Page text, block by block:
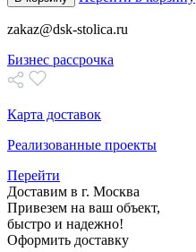
zakaz@dsk-stolica.ru
Бизнес рассрочка
Карта доставок
Реализованные проекты
Перейти
Доставим в г. Москва
Привезем на ваш объект,
быстро и надежно!
Оформить доставку